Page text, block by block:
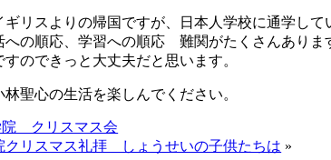
ギリスよりの帰国ですが、日本人学校に通学し
への順応、学習への順応 難関がたくさんありま
すのできっと大丈夫だと思います。
林聖心の生活を楽しんでください。
院 クリスマス会
クリスマス礼拝 しょうせいの子供たちは »